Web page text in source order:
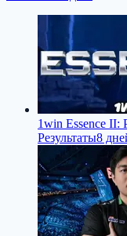
1win Essence II:
Результаты8